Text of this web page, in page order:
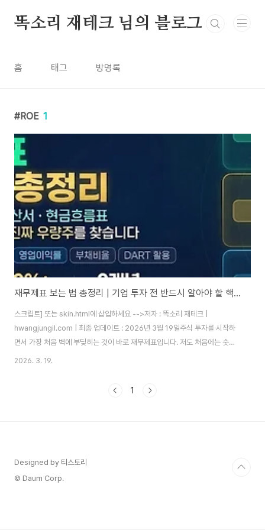
똑소리 재테크 님의 블로그
홈 태그 방명록
ROE 1
재무제표 보는 법 총정리 | 기업 투자 전 반드시 알아야 할 핵심 지표 2026
스크립트] 또는 skin.html에 삽입하세요 -->저자 : 똑소리 재테크 |
hwangjungil.com | 최종 업데이트 : 2026년 3월 19일주식 투자를 시작하
면서 가장 처음 벽에 부딪히는 것이 바로 재무제표입니다. 저도 처음에는 숫자
들이 가득한 표를 보고 어디서부터 봐야 할지 막막했습니다. 그런데 재무제표
석을 통해 2023년 한 반도체 소재 기업의 영업이익률이 3년 연속 상승하는
2026. 3. 19.
1
Designed by 티스토리
© Daum Corp.